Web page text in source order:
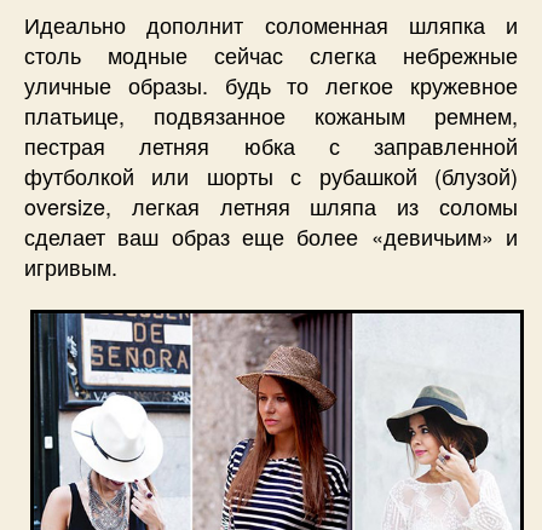
Идеально дополнит соломенная шляпка и
столь модные сейчас слегка небрежные
уличные образы. будь то легкое кружевное
платьице, подвязанное кожаным ремнем,
пестрая летняя юбка с заправленной
футболкой или шорты с рубашкой (блузой)
oversize, легкая летняя шляпа из соломы
сделает ваш образ еще более «девичьим» и
игривым.